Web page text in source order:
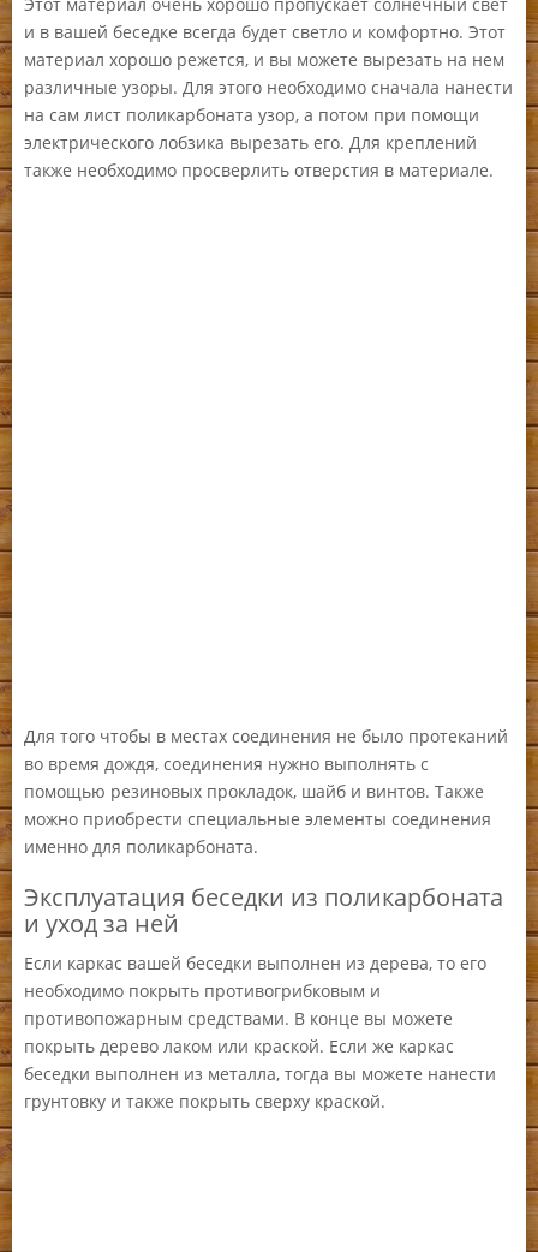
и в вашей беседке всегда будет светло и комфортно. Этот
материал хорошо режется, и вы можете вырезать на нем
различные узоры. Для этого необходимо сначала нанести
на сам лист поликарбоната узор, а потом при помощи
электрического лобзика вырезать его. Для креплений
также необходимо просверлить отверстия в материале.
Для того чтобы в местах соединения не было протеканий
во время дождя, соединения нужно выполнять с
помощью резиновых прокладок, шайб и винтов. Также
можно приобрести специальные элементы соединения
именно для поликарбоната.
Эксплуатация беседки из поликарбоната
и уход за ней
Если каркас вашей беседки выполнен из дерева, то его
необходимо покрыть противогрибковым и
противопожарным средствами. В конце вы можете
покрыть дерево лаком или краской. Если же каркас
беседки выполнен из металла, тогда вы можете нанести
грунтовку и также покрыть сверху краской.